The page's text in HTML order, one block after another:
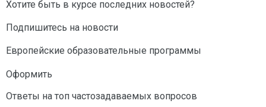
Хотите быть в курсе последних новостей?
Подпишитесь на новости
Европейские образовательные программы
Оформить
Ответы на топ частозадаваемых вопросов